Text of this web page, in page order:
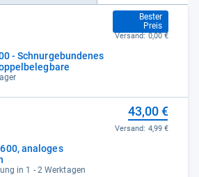
- Schnurgebundenes
Bester
Preis
43,00 €
Versand: 0,00 €
600, analoges
in 1 - 2 Werktagen
43,00 €
Versand: 4,99 €